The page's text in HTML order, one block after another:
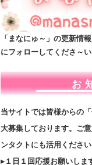
「まなにゅ～」の更新情
にフォローしてくださ～
お
当サイトでは皆様からの
大募集しております。ご
ンタクトにも活用くださ
▸１日１回応援お願いしま